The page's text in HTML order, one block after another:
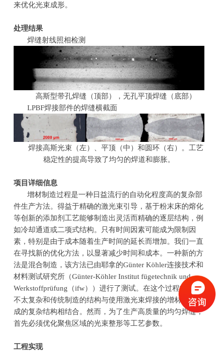
来优化光束成形。
处理结果
焊缝射线照相检测
高斯型带孔焊缝（顶部），无孔平顶焊缝（底部）
LPBF焊接部件的焊缝横截面
焊接高斯光束（左）、平顶（中）和圆环（右）。工艺
稳定性的提高导致了均匀的焊道和膨胀。
项目详细信息
增材制造过程是一种日益流行的自动化程度高的复杂部
件生产方法。得益于精确的激光束引导，基于粉末床的熔化
等创新的添加剂工艺能够制造出灵活而精确的逐层结构，例
如冷却通道或二项式结构。只有时间因素可能成为限制因
素，特别是由于成本随着生产时间的延长而增加。我们一直
在寻找新的优化方法，以显著减少时间和成本。一种新的方
法是混合制造，该方法已由耶拿的Günter Köhler连接技术和
材料测试研究所（Günter-Köhler Institut fügetechnik und
Werkstoffprüfung （ifw））进行了测试。在这个过程中，将
不太复杂和传统制造的结构与使用激光束焊接的增材制造制
成的复杂结构相结合。然而，为了生产高质量的均匀焊缝，
首先必须优化聚焦区域的光束整形等工艺参数。
工程实现